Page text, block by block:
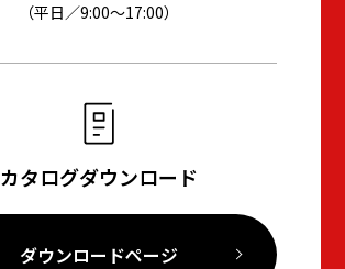
（平日／9:00～17:00）
カタログダウンロード
ダウンロードページ